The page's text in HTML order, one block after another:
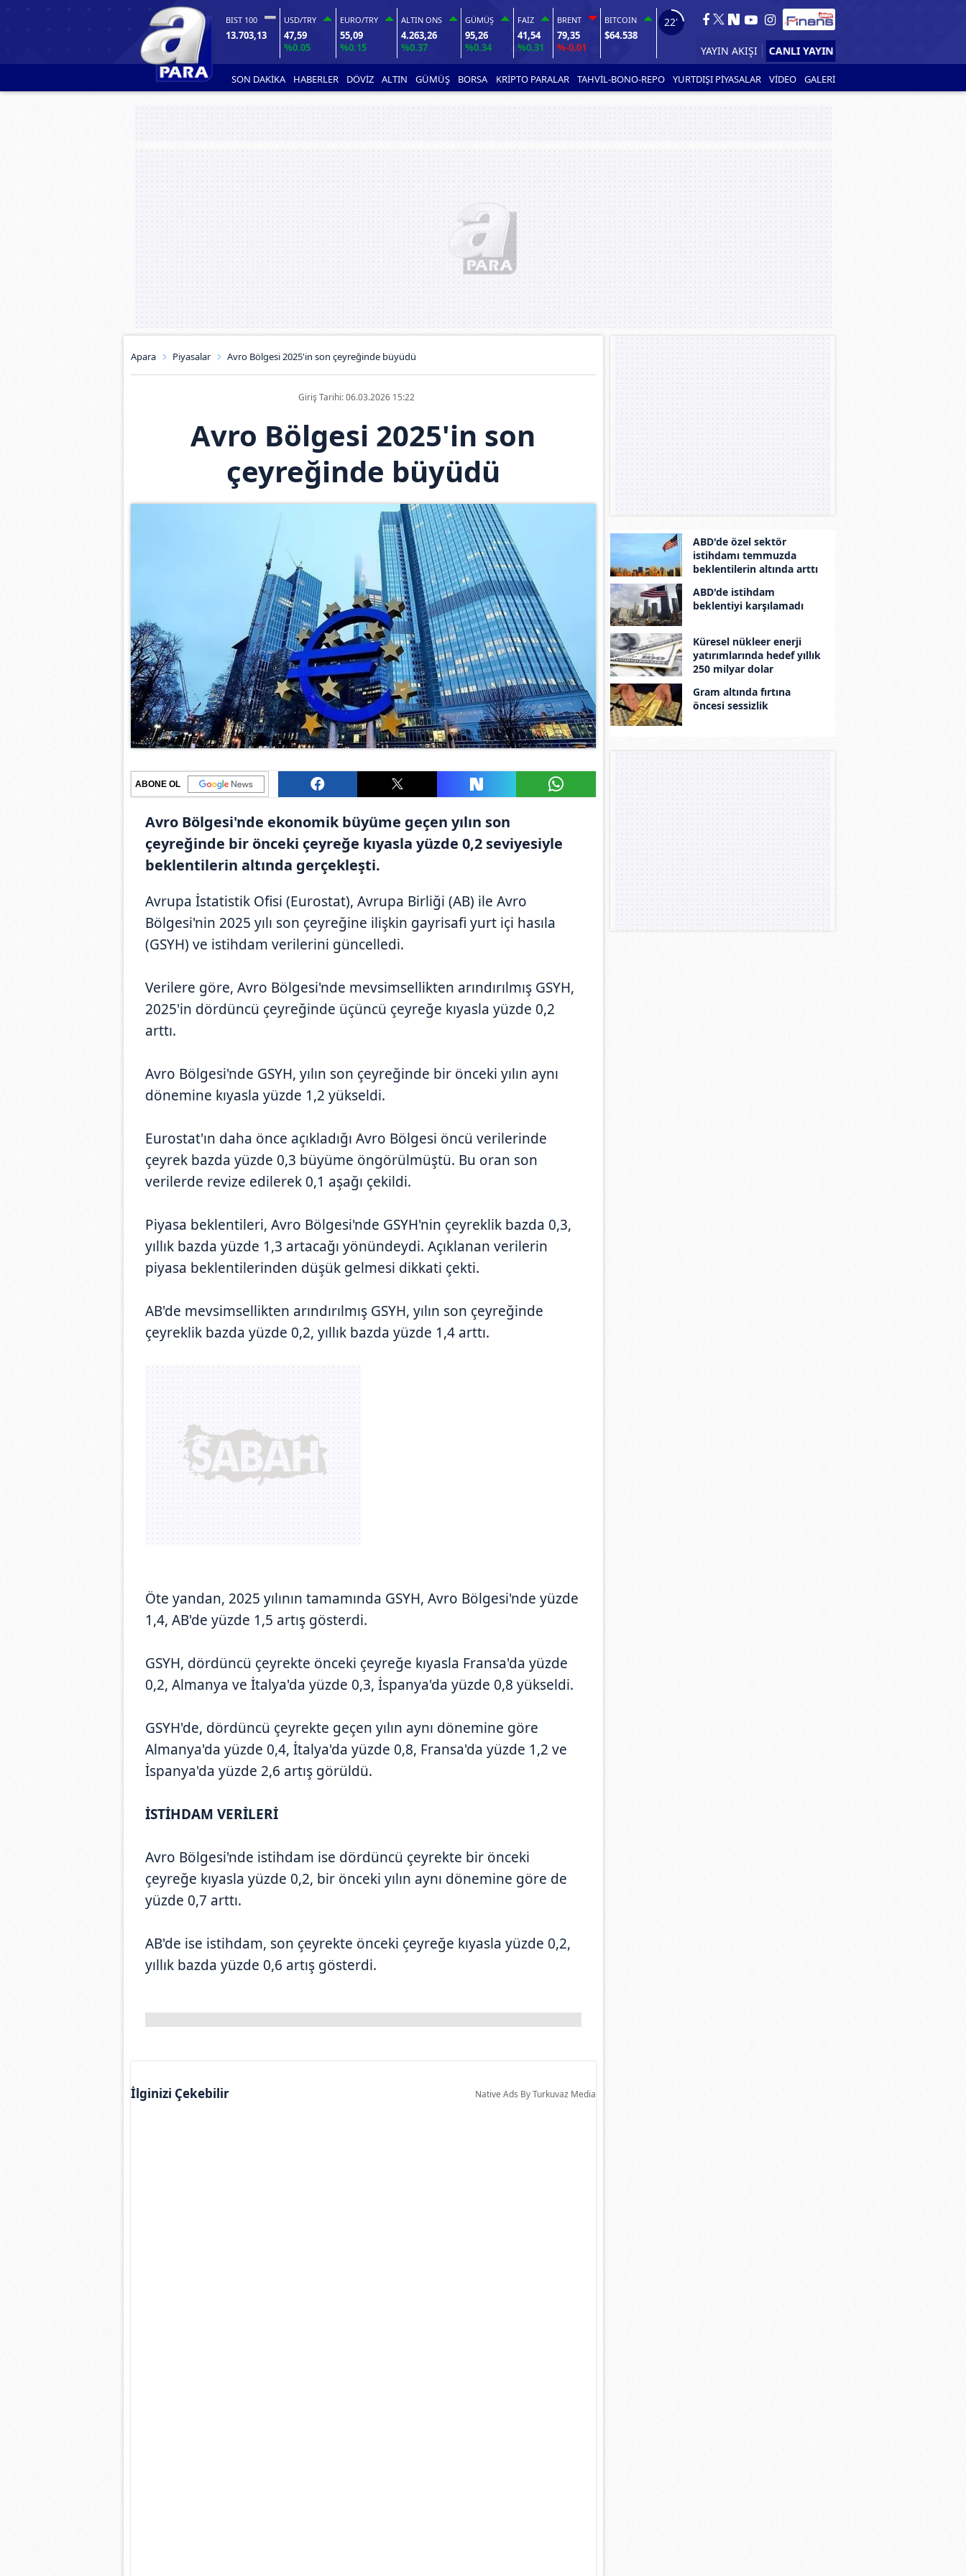
BIST 100
13.703,13
USD/TRY
47,59
%0.05
EURO/TRY
55,09
%0.15
ALTIN ONS
4.263,26
%0.37
GÜMÜŞ
95,26
%0.34
FAİZ
41,54
%0.31
BRENT
79,35
%-0.01
BITCOIN
$64.538
21'
YAYIN AKIŞI CANLI YAYIN
SON DAKİKA HABERLER DÖVİZ ALTIN GÜMÜŞ BORSA KRİPTO PARALAR TAHVİL-BONO-REPO YURTDIŞI PİYASALAR VİDEO GALERİ
Apara Piyasalar Avro Bölgesi 2025'in son çeyreğinde büyüdü
Giriş Tarihi: 06.03.2026 15:22
Avro Bölgesi 2025'in son
çeyreğinde büyüdü
ABONE OL
Avro Bölgesi'nde ekonomik büyüme geçen yılın son
çeyreğinde bir önceki çeyreğe kıyasla yüzde 0,2 seviyesiyle
beklentilerin altında gerçekleşti.
Avrupa İstatistik Ofisi (Eurostat), Avrupa Birliği (AB) ile Avro
Bölgesi'nin 2025 yılı son çeyreğine ilişkin gayrisafi yurt içi hasıla
(GSYH) ve istihdam verilerini güncelledi.
Verilere göre, Avro Bölgesi'nde mevsimsellikten arındırılmış GSYH,
2025'in dördüncü çeyreğinde üçüncü çeyreğe kıyasla yüzde 0,2
arttı.
Avro Bölgesi'nde GSYH, yılın son çeyreğinde bir önceki yılın aynı
dönemine kıyasla yüzde 1,2 yükseldi.
Eurostat'ın daha önce açıkladığı Avro Bölgesi öncü verilerinde
çeyrek bazda yüzde 0,3 büyüme öngörülmüştü. Bu oran son
verilerde revize edilerek 0,1 aşağı çekildi.
Piyasa beklentileri, Avro Bölgesi'nde GSYH'nin çeyreklik bazda 0,3,
yıllık bazda yüzde 1,3 artacağı yönündeydi. Açıklanan verilerin
piyasa beklentilerinden düşük gelmesi dikkati çekti.
AB'de mevsimsellikten arındırılmış GSYH, yılın son çeyreğinde
çeyreklik bazda yüzde 0,2, yıllık bazda yüzde 1,4 arttı.
Öte yandan, 2025 yılının tamamında GSYH, Avro Bölgesi'nde yüzde
1,4, AB'de yüzde 1,5 artış gösterdi.
GSYH, dördüncü çeyrekte önceki çeyreğe kıyasla Fransa'da yüzde
0,2, Almanya ve İtalya'da yüzde 0,3, İspanya'da yüzde 0,8 yükseldi.
GSYH'de, dördüncü çeyrekte geçen yılın aynı dönemine göre
Almanya'da yüzde 0,4, İtalya'da yüzde 0,8, Fransa'da yüzde 1,2 ve
İspanya'da yüzde 2,6 artış görüldü.
İSTİHDAM VERİLERİ
Avro Bölgesi'nde istihdam ise dördüncü çeyrekte bir önceki
çeyreğe kıyasla yüzde 0,2, bir önceki yılın aynı dönemine göre de
yüzde 0,7 arttı.
AB'de ise istihdam, son çeyrekte önceki çeyreğe kıyasla yüzde 0,2,
yıllık bazda yüzde 0,6 artış gösterdi.
İlginizi Çekebilir Native Ads By Turkuvaz Media
ABD'de özel sektör
istihdamı temmuzda
beklentilerin altında arttı
ABD'de istihdam
beklentiyi karşılamadı
Küresel nükleer enerji
yatırımlarında hedef yıllık
250 milyar dolar
Gram altında fırtına
öncesi sessizlik